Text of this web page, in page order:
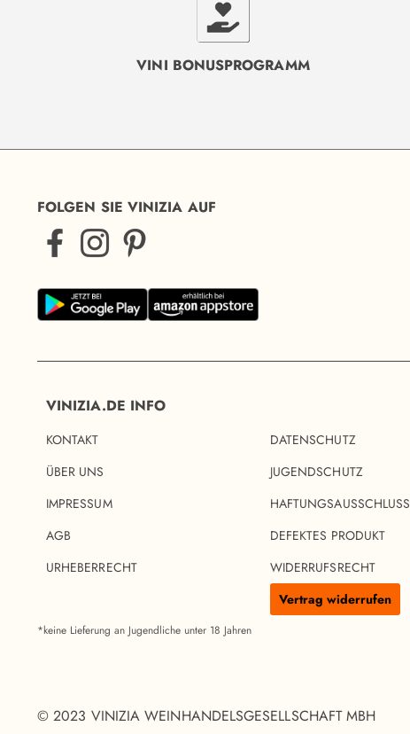
VINI BONUSPROGRAMM
FOLGEN SIE VINIZIA AUF
VINIZIA.DE INFO
KONTAKT
ÜBER UNS
IMPRESSUM
AGB
URHEBERRECHT
DATENSCHUTZ
JUGENDSCHUTZ
HAFTUNGSAUSSCHLUSS
DEFEKTES PRODUKT
WIDERRUFSRECHT
Vertrag widerrufen
*keine Lieferung an Jugendliche unter 18 Jahren
© 2023 VINIZIA WEINHANDELSGESELLSCHAFT MBH